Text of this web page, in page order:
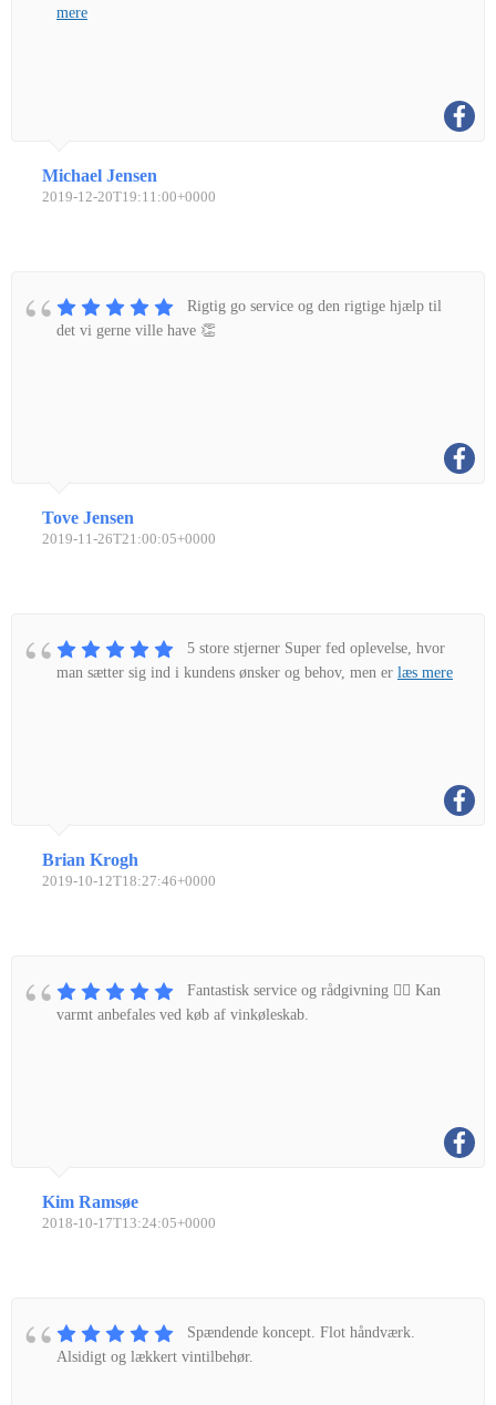
mere
Michael Jensen
2019-12-20T19:11:00+0000
Rigtig go service og den rigtige hjælp til
det vi gerne ville have 👏
Tove Jensen
2019-11-26T21:00:05+0000
5 store stjerner Super fed oplevelse, hvor
man sætter sig ind i kundens ønsker og behov, men er læs mere
Brian Krogh
2019-10-12T18:27:46+0000
Fantastisk service og rådgivning 👌🏼 Kan
varmt anbefales ved køb af vinkøleskab.
Kim Ramsøe
2018-10-17T13:24:05+0000
Spændende koncept. Flot håndværk.
Alsidigt og lækkert vintilbehør.